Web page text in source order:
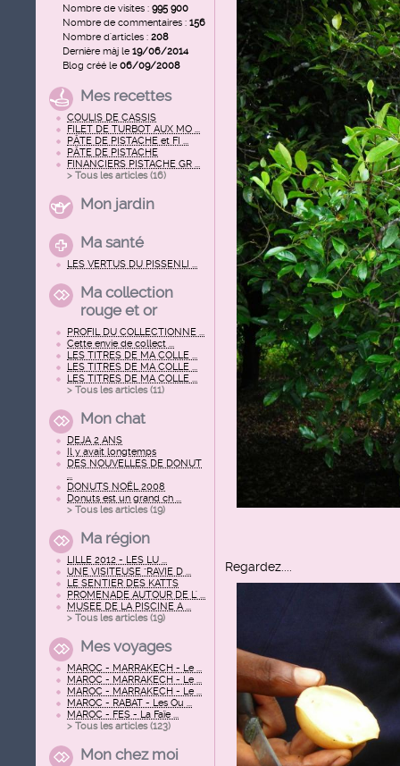
Nombre de visites : 995 900
Nombre de commentaires : 156
Nombre d'articles : 208
Dernière màj le19/06/2014
Blog créé le06/09/2008
Mes recettes
COULIS DE CASSIS
FILET DE TURBOT AUX MO ...
PÂTE DE PISTACHE et FI ...
PÂTE DE PISTACHE
FINANCIERS PISTACHE GR ...
> Tous les articles (16)
Mon jardin
Ma santé
LES VERTUS DU PISSENLI ...
Ma collection
rouge et or
PROFIL DU COLLECTIONNE ...
Cette envie de collect ...
LES TITRES DE MA COLLE ...
LES TITRES DE MA COLLE ...
LES TITRES DE MA COLLE ...
> Tous les articles (11)
Mon chat
DEJA 2 ANS
Il y avait longtemps
DES NOUVELLES DE DONUT
...
DONUTS NOËL 2008
Donuts est un grand ch ...
> Tous les articles (19)
Ma région
LILLE 2012 - LES LU ...
UNE VISITEUSE "RAVIE D ...
LE SENTIER DES KATTS
PROMENADE AUTOUR DE L' ...
MUSEE DE LA PISCINE A ...
> Tous les articles (19)
Mes voyages
MAROC - MARRAKECH - Le ...
MAROC - MARRAKECH - Le ...
MAROC - MARRAKECH - Le ...
MAROC - RABAT - Les Ou ...
MAROC - FES - La Faïe ...
> Tous les articles (123)
Mon chez moi
Regardez....